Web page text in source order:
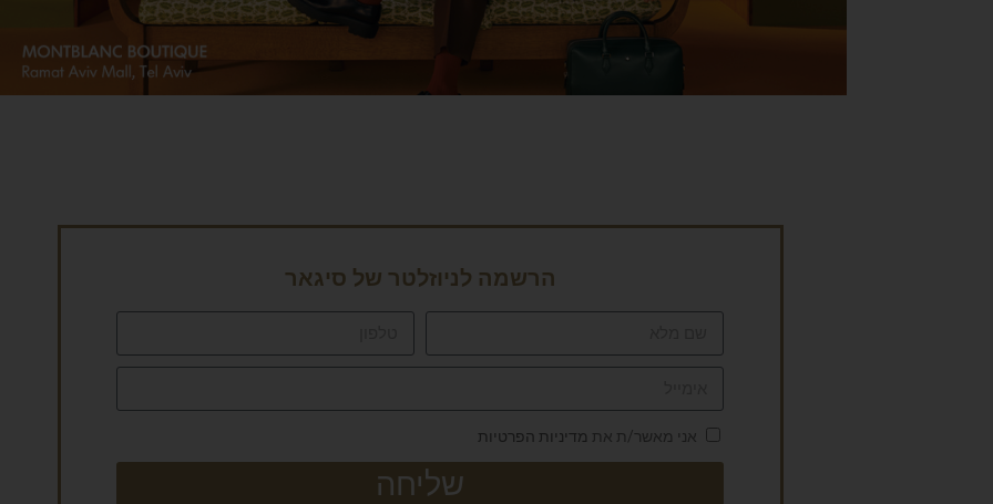
הרשמה לניוזלטר של סיגאר
אני מאשר/ת את מדיניות הפרטיות
שליחה